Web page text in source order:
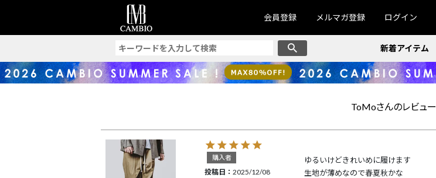
会員登録 メルマガ登録 ログイン
新着アイテム
ToMoさんのレビュー
購入者
投稿日 2025/12/08
ゆるいけどきれいめに履けます
生地が薄めなので春夏秋かな